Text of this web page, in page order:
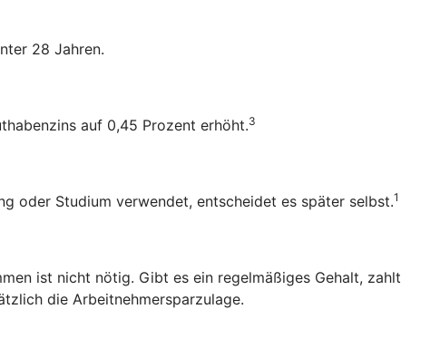
28 Jahren.
auf 0,45 Prozent erhöht.3
oder Studium verwendet, entscheidet es später selbst.1
ist nicht nötig. Gibt es ein regelmäßiges Gehalt, zahlt
die Arbeitnehmer­spar­zulage.